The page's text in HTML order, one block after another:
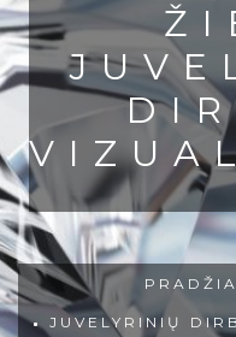
PRADŽIA
JUVELYRINIŲ